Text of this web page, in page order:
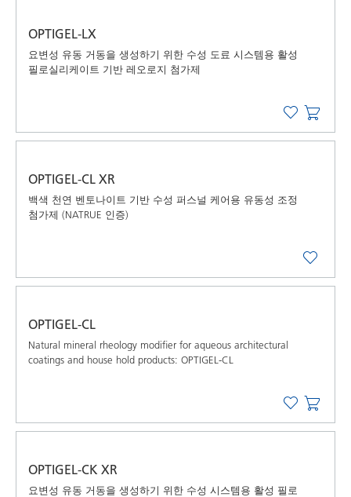
OPTIGEL-LX
요변성 유동 거동을 생성하기 위한 수성 도료 시스템용 활성
필로실리케이트 기반 레오로지 첨가제
OPTIGEL-CL XR
백색 천연 벤토나이트 기반 수성 퍼스널 케어용 유동성 조정
첨가제 (NATRUE 인증)
OPTIGEL-CL
Natural mineral rheology modifier for aqueous architectural
coatings and house hold products: OPTIGEL-CL
OPTIGEL-CK XR
요변성 유동 거동을 생성하기 위한 수성 시스템용 활성 필로